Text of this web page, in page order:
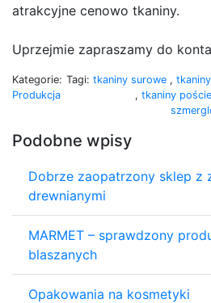
atrakcyjne cenowo tkaniny.
Uprzejmie zapraszamy do
Kategorie:
Produkcja
Tagi: tkaniny surowe ,
, tkaniny
Podobne wpisy
Dobrze zaopatrzony sklep z
drewnianymi
MARMET – sprawdzony
blaszanych
Opakowania na kosmetyki